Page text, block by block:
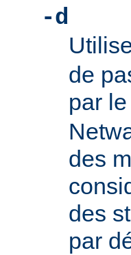
-d
de
par
des
des
par